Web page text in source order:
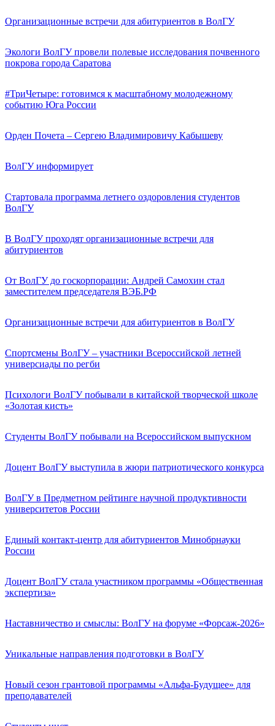
Организационные встречи для абитуриентов в ВолГУ
Экологи ВолГУ провели полевые исследования почвенного
покрова города Саратова
#ТриЧетыре: готовимся к масштабному молодежному
событию Юга России
Орден Почета – Сергею Владимировичу Кабышеву
ВолГУ информирует
Стартовала программа летнего оздоровления студентов
ВолГУ
В ВолГУ проходят организационные встречи для
абитуриентов
От ВолГУ до госкорпорации: Андрей Самохин стал
заместителем председателя ВЭБ.РФ
Организационные встречи для абитуриентов в ВолГУ
Спортсмены ВолГУ – участники Всероссийской летней
универсиады по регби
Психологи ВолГУ побывали в китайской творческой школе
«Золотая кисть»
Студенты ВолГУ побывали на Всероссийском выпускном
Доцент ВолГУ выступила в жюри патриотического конкурса
ВолГУ в Предметном рейтинге научной продуктивности
университетов России
Единый контакт-центр для абитуриентов Минобрнауки
России
Доцент ВолГУ стала участником программы «Общественная
экспертиза»
Наставничество и смыслы: ВолГУ на форуме «Форсаж-2026»
Уникальные направления подготовки в ВолГУ
Новый сезон грантовой программы «Альфа-Будущее» для
преподавателей